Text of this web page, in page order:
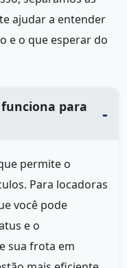
ajudar a entender
e o que esperar do
para
permite o
Para locadoras
você pode
e o
sua frota em